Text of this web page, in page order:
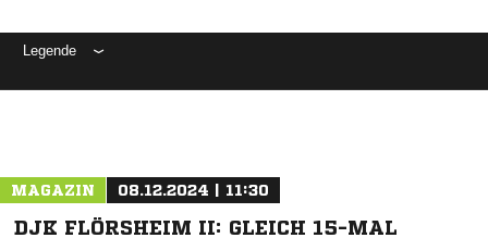
Legende
MAGAZIN 08.12.2024 | 11:30
DJK FLÖRSHEIM II: GLEICH 15-MAL